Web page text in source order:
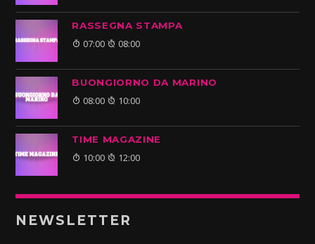
RASSEGNA STAMPA
07:00 08:00
BUONGIORNO DA MARINO
08:00 10:00
TIME MAGAZINE
10:00 12:00
NEWSLETTER